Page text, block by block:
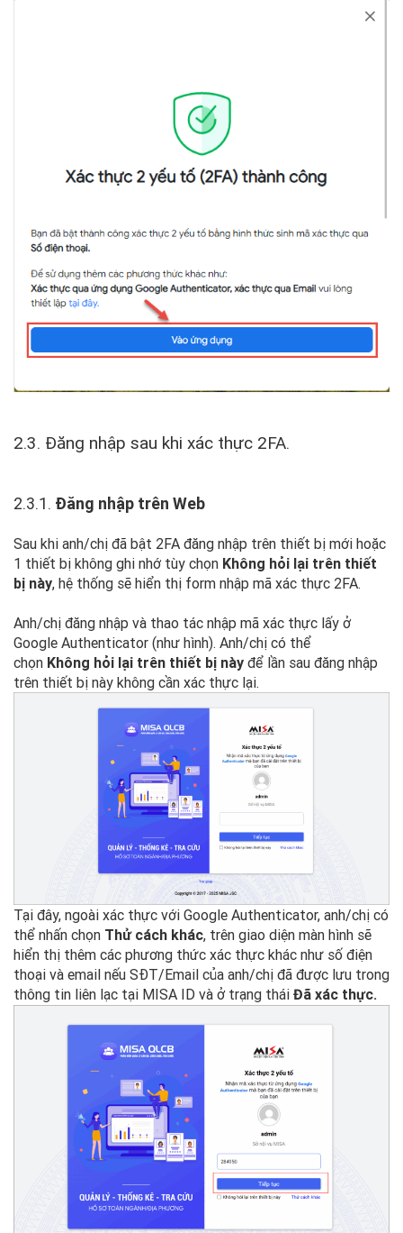
2.3. Đăng nhập sau khi xác thực 2FA.
2.3.1. Đăng nhập trên Web
Sau khi anh/chị đã bật 2FA đăng nhập trên thiết bị mới hoặc
1 thiết bị không ghi nhớ tùy chọn Không hỏi lại trên thiết
bị này, hệ thống sẽ hiển thị form nhập mã xác thực 2FA.
Anh/chị đăng nhập và thao tác nhập mã xác thực lấy ở
Google Authenticator (như hình). Anh/chị có thể
chọn Không hỏi lại trên thiết bị này để lần sau đăng nhập
trên thiết bị này không cần xác thực lại.
Tại đây, ngoài xác thực với Google Authenticator, anh/chị có
thể nhấn chọn Thử cách khác, trên giao diện màn hình sẽ
hiển thị thêm các phương thức xác thực khác như số điện
thoại và email nếu SĐT/Email của anh/chị đã được lưu trong
thông tin liên lạc tại MISA ID và ở trạng thái Đã xác thực.